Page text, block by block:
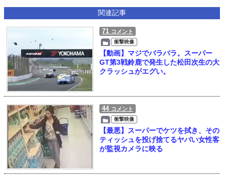
関連記事
71 コメント
衝撃映像
【動画】マジでバラバラ。スーパー
GT第3戦鈴鹿で発生した松田次生の大
クラッシュがエグい。
44 コメント
衝撃映像
【最悪】スーパーでケツを拭き、その
ティッシュを投げ捨てるヤバい女性客
が監視カメラに映る